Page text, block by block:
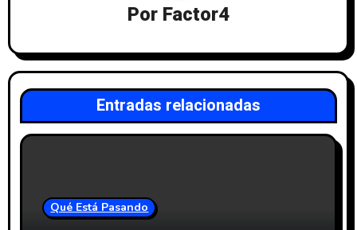
Por Factor4
Entradas relacionadas
Qué Está Pasando